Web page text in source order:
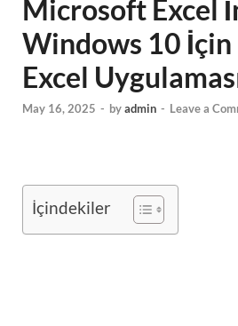
Microsoft Excel
Windows 10
Excel
May 16, 2025 - byadmin - Leave a
İçindekiler